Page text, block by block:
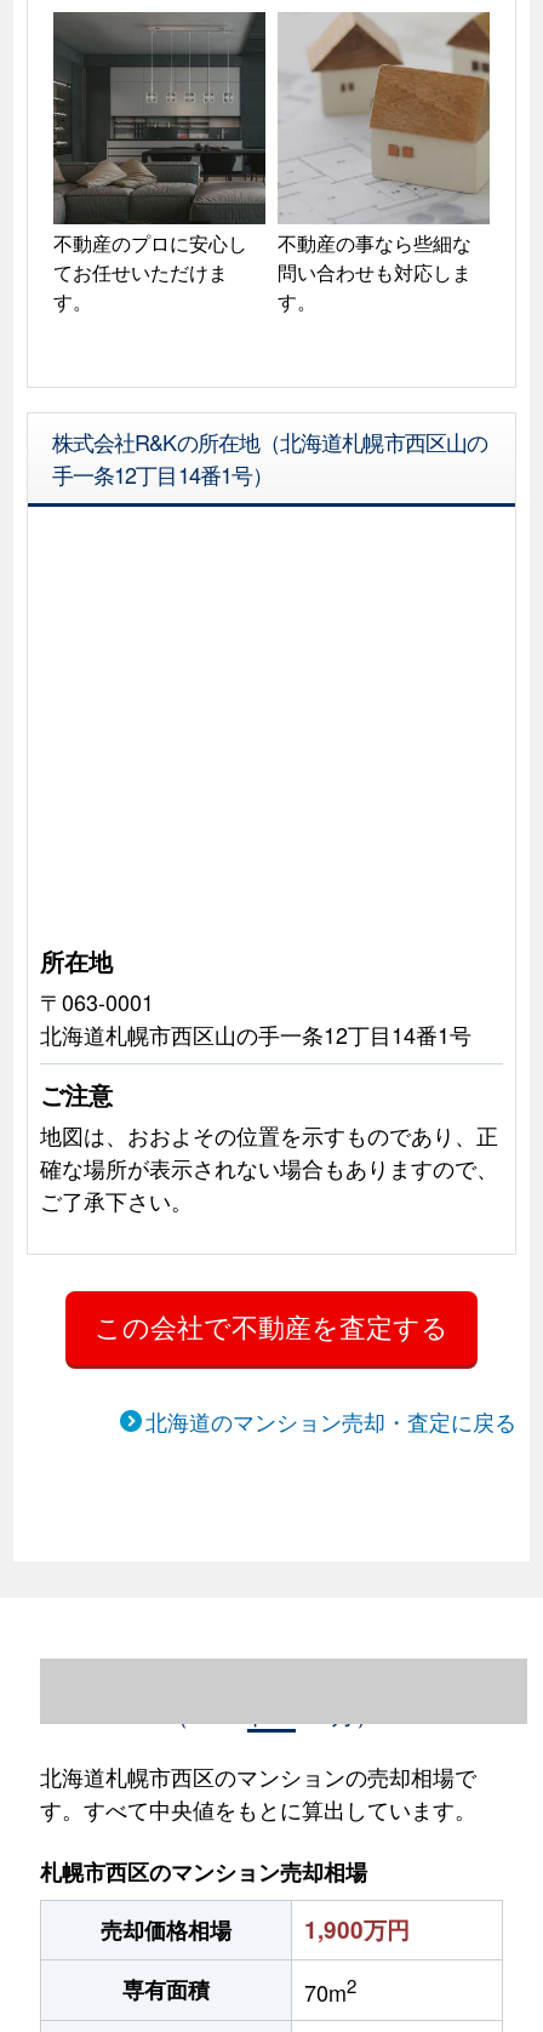
不動産のプロに安心し
てお任せいただけま
す。
不動産の事なら些細な
問い合わせも対応しま
株式会社R&Kの所在地（北海道札幌市西区山の
手一条12丁目14番1号）
所在地
〒063-0001
北海道札幌市西区山の手一条12丁目14番1号
ご注意
地図は、おおよその位置を示すものであり、正
確な場所が表示されない場合もありますので、
ご了承下さい。
北海道のマンション売却・査定に戻る
北海道札幌市西区のマンションの売却相場で
す。すべて中央値をもとに算出しています。
札幌市西区のマンション売却相場
売却価格相場
1,900万円
専有面積 70m2